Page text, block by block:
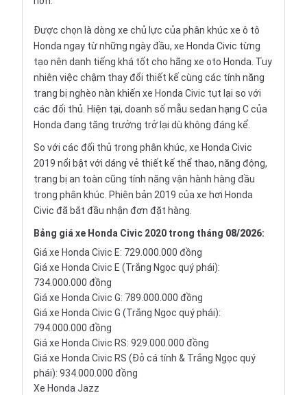
Được chọn là dòng xe chủ lực của phân khúc xe ô tô
Honda ngay từ những ngày đầu, xe Honda Civic từng
tạo nên danh tiếng khá tốt cho hãng xe oto Honda. Tuy
nhiên việc chậm thay đổi thiết kế cùng các tính năng
trang bị nghèo nàn khiến xe Honda Civic tụt lại so với
các đối thủ. Hiện tại, doanh số mẫu sedan hạng C của
Honda đang tăng trưởng trở lại dù không đáng kể.
So với các đối thủ trong phân khúc, xe Honda Civic
2019 nổi bật với dáng vẻ thiết kế thể thao, năng động,
trang bị an toàn cũng tính năng vận hành hàng đầu
trong phân khúc. Phiên bản 2019 của xe hơi Honda
Civic đã bắt đầu nhận đơn đặt hàng.
Bảng giá xe Honda Civic 2020 trong tháng 08/2026:
Giá xe Honda Civic E: 729.000.000 đồng
Giá xe Honda Civic E (Trắng Ngọc quý phái):
734.000.000 đồng
Giá xe Honda Civic G: 789.000.000 đồng
Giá xe Honda Civic G (Trắng Ngọc quý phái):
794.000.000 đồng
Giá xe Honda Civic RS: 929.000.000 đồng
Giá xe Honda Civic RS (Đỏ cá tính & Trắng Ngọc quý
phái): 934.000.000 đồng
Xe Honda Jazz